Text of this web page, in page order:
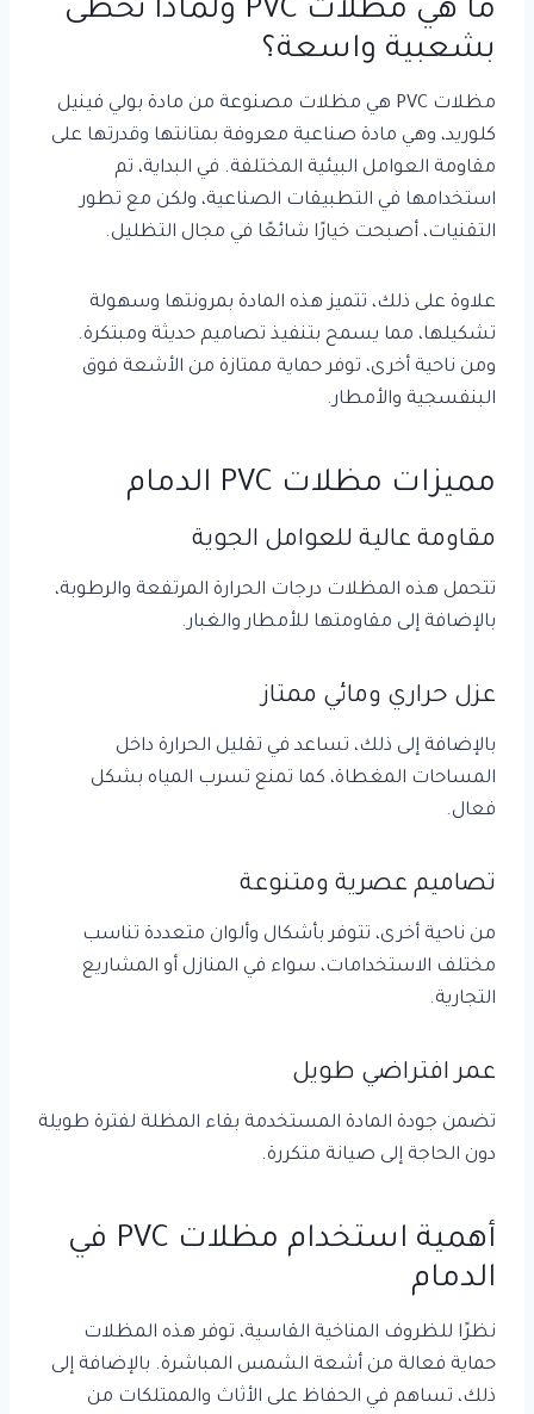
ما هي مظلات PVC ولماذا تحظى
بشعبية واسعة؟
مظلات PVC هي مظلات مصنوعة من مادة بولي فينيل
كلوريد، وهي مادة صناعية معروفة بمتانتها وقدرتها على
مقاومة العوامل البيئية المختلفة. في البداية، تم
استخدامها في التطبيقات الصناعية، ولكن مع تطور
التقنيات، أصبحت خيارًا شائعًا في مجال التظليل.
علاوة على ذلك، تتميز هذه المادة بمرونتها وسهولة
تشكيلها، مما يسمح بتنفيذ تصاميم حديثة ومبتكرة.
ومن ناحية أخرى، توفر حماية ممتازة من الأشعة فوق
البنفسجية والأمطار.
مميزات مظلات PVC الدمام
مقاومة عالية للعوامل الجوية
تتحمل هذه المظلات درجات الحرارة المرتفعة والرطوبة،
بالإضافة إلى مقاومتها للأمطار والغبار.
عزل حراري ومائي ممتاز
بالإضافة إلى ذلك، تساعد في تقليل الحرارة داخل
المساحات المغطاة، كما تمنع تسرب المياه بشكل
فعال.
تصاميم عصرية ومتنوعة
من ناحية أخرى، تتوفر بأشكال وألوان متعددة تناسب
مختلف الاستخدامات، سواء في المنازل أو المشاريع
التجارية.
عمر افتراضي طويل
تضمن جودة المادة المستخدمة بقاء المظلة لفترة طويلة
دون الحاجة إلى صيانة متكررة.
أهمية استخدام مظلات PVC في
الدمام
نظرًا للظروف المناخية القاسية، توفر هذه المظلات
حماية فعالة من أشعة الشمس المباشرة. بالإضافة إلى
ذلك، تساهم في الحفاظ على الأثاث والممتلكات من